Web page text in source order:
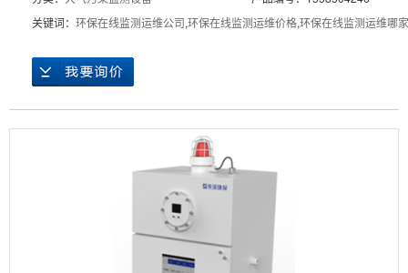
关键词： 环保在线监测运维公司,环保在线监测运维价格,环保在线监测运维哪